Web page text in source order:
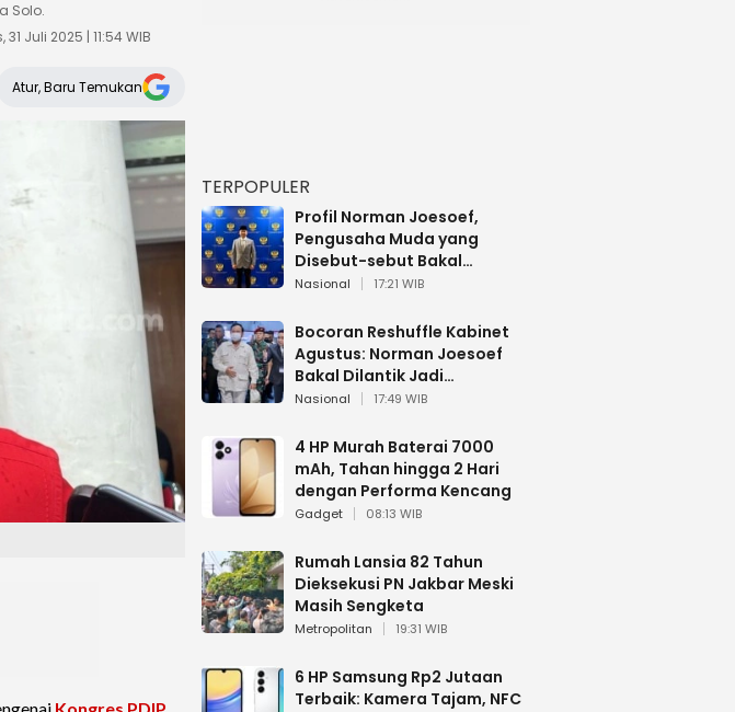
Solo.
31 Juli 2025 | 11:54 WIB
Atur, Baru Temukan
TERPOPULER
Profil Norman Joesoef,
Pengusaha Muda yang
Disebut-sebut Bakal
Dilantik Jadi Wamenhan RI
Nasional 17:21 WIB
Bocoran Reshuffle Kabinet
Agustus: Norman Joesoef
Bakal Dilantik Jadi
Wamenhan RI
Nasional 17:49 WIB
4 HP Murah Baterai 7000
mAh, Tahan hingga 2 Hari
dengan Performa Kencang
Gadget 08:13 WIB
Rumah Lansia 82 Tahun
Dieksekusi PN Jakbar Meski
Masih Sengketa
Metropolitan 19:31 WIB
6 HP Samsung Rp2 Jutaan
Terbaik: Kamera Tajam, NFC